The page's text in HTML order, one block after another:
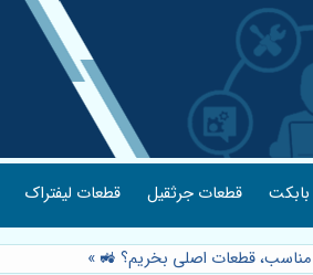
قطعات جرثقیل قطعات لیفتراک
مناسب، قطعات اصلی بخریم؟ 🚜 »